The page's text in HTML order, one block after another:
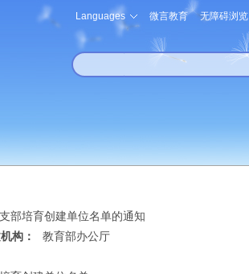
Languages 微言教育 无障碍浏览
部培育创建单位名单的通知
构：
教育部办公厅